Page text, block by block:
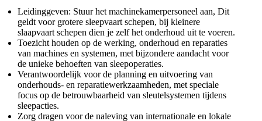
Leidinggeven: Stuur het machinekamerpersoneel aan, Dit
geldt voor grotere sleepvaart schepen, bij kleinere
slaapvaart schepen dien je zelf het onderhoud uit te voeren.
Toezicht houden op de werking, onderhoud en reparaties
van machines en systemen, met bijzondere aandacht voor
de unieke behoeften van sleepoperaties.
Verantwoordelijk voor de planning en uitvoering van
onderhouds- en reparatiewerkzaamheden, met speciale
focus op de betrouwbaarheid van sleutelsystemen tijdens
sleepacties.
Zorg dragen voor de naleving van internationale en lokale